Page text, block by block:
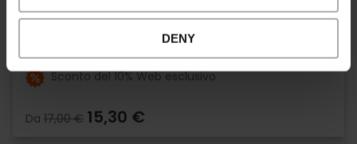
DENY
Valencia Tourist Card 24, 48, 72 ore
- 1, 951 recensioni
Sconto del 10% Web esclusivo
Da 17,00 € 15,30 €